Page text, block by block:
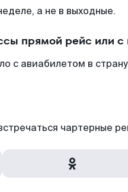
а не в выходные.
прямой рейс или
с авиабилетом в
чартерные